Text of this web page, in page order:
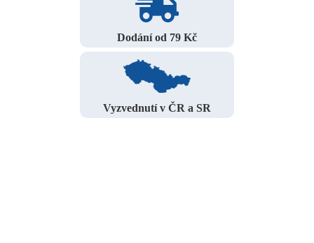
Dodání od 79 Kč
Vyzvednutí v ČR a SR